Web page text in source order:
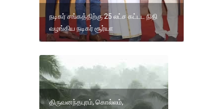
நடிகர் சங்கத்திற்கு 25 லட்ச கட்டட நிதி
வழங்கிய நடிகர் சூர்யா
திருவனந்தபுரம், கொல்லம்,